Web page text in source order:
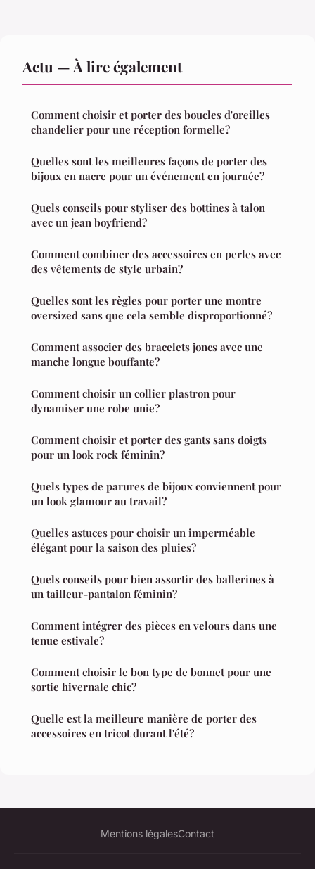
Actu — À lire également
Comment choisir et porter des boucles d'oreilles
chandelier pour une réception formelle?
Quelles sont les meilleures façons de porter des
bijoux en nacre pour un événement en journée?
Quels conseils pour styliser des bottines à talon
avec un jean boyfriend?
Comment combiner des accessoires en perles avec
des vêtements de style urbain?
Quelles sont les règles pour porter une montre
oversized sans que cela semble disproportionné?
Comment associer des bracelets joncs avec une
manche longue bouffante?
Comment choisir un collier plastron pour
dynamiser une robe unie?
Comment choisir et porter des gants sans doigts
pour un look rock féminin?
Quels types de parures de bijoux conviennent pour
un look glamour au travail?
Quelles astuces pour choisir un imperméable
élégant pour la saison des pluies?
Quels conseils pour bien assortir des ballerines à
un tailleur-pantalon féminin?
Comment intégrer des pièces en velours dans une
tenue estivale?
Comment choisir le bon type de bonnet pour une
sortie hivernale chic?
Quelle est la meilleure manière de porter des
accessoires en tricot durant l'été?
Mentions légalesContact